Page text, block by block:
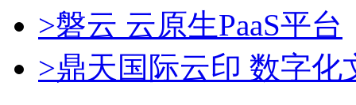
>磐云 云原生PaaS平台
>鼎天国际云印 数字化